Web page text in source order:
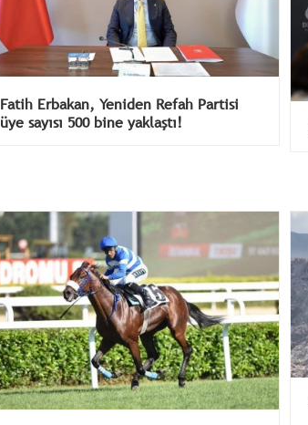
Fatih Erbakan, Yeniden Refah Partisi
üye sayısı 500 bine yaklaştı!